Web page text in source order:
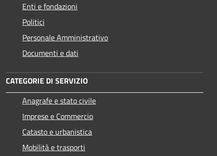
Enti e fondazioni
Politici
Personale Amministrativo
Documenti e dati
CATEGORIE DI SERVIZIO
Anagrafe e stato civile
Imprese e Commercio
Catasto e urbanistica
Mobilità e trasporti